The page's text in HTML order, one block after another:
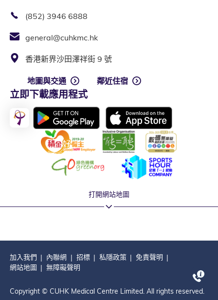
(852) 3946 6888
general@cuhkmc.hk
香港新界沙田澤祥街 9 號
地圖與交通 鄰近住宿
立即下載應用程式
打開網站地圖
加入我們 內聯網 招標 私隱政策
免責聲明
網站地圖
無障礙聲明
Copyright © CUHK Medical Centre Limited. All rights reserved.